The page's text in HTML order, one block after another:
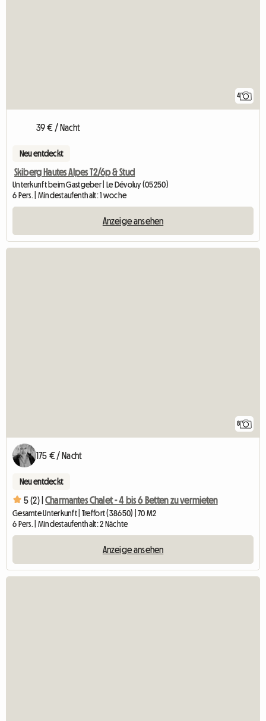
4
39 € / Nacht
Neu entdeckt
Skiberg Hautes Alpes T2/6p & Stud
Unterkunft beim Gastgeber | Le Dévoluy (05250)
6 Pers. | Mindestaufenthalt: 1 woche
Anzeige ansehen
8
175 € / Nacht
Neu entdeckt
5 (2) | Charmantes Chalet - 4 bis 6 Betten zu vermieten
Gesamte Unterkunft | Treffort (38650) | 70 M2
6 Pers. | Mindestaufenthalt: 2 Nächte
Anzeige ansehen